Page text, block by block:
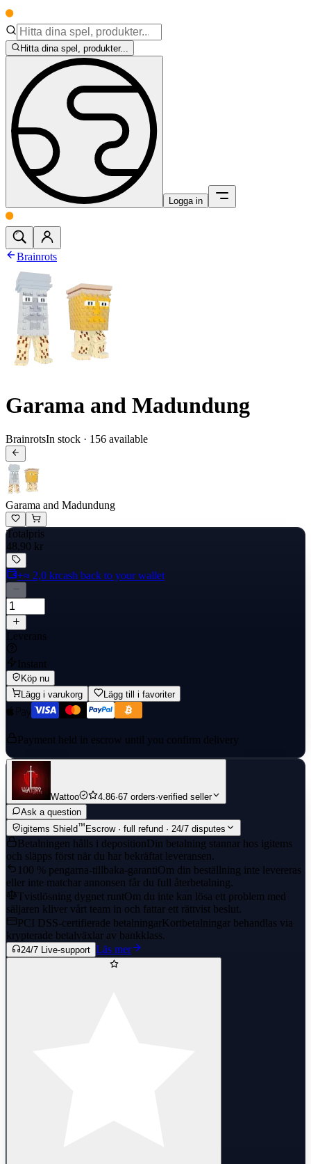
Hitta dina spel, produkter...
Logga in
Brainrots
Garama and Madundung
BrainrotsIn stock · 156 available
Garama and Madundung
Totalpris
48,90 kr
+≈ 2,0 krcash back to your wallet
Leverans
Instant
Köp nu
Lägg i varukorg
Lägg till i favoriter
Payment held in escrow until you confirm delivery
Wattoo 4.86·67 orders·verified seller
Ask a question
igitems Shield™ Escrow · full refund · 24/7 disputes
Betalningen hålls i depositionDin betalning stannar hos igitems
och släpps först när du har bekräftat leveransen.
100 % pengarna-tillbaka-garantiOm din beställning inte levereras
eller inte matchar annonsen får du full återbetalning.
Tvistlösning dygnet runtOm du inte kan lösa ett problem med
säljaren kliver vårt team in och fattar ett rättvist beslut.
PCI DSS-certifierade betalningarKortbetalningar behandlas via
krypterade betalväxlar av bankklass.
24/7 Live-support Läs mer